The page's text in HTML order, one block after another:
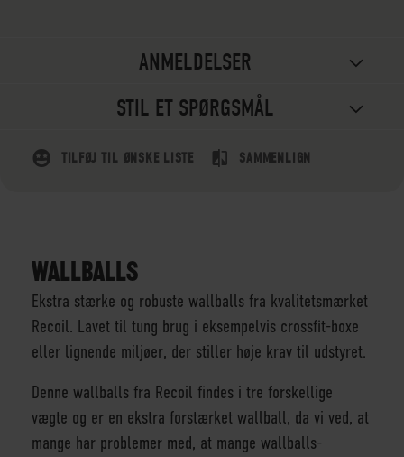
ANMELDELSER
STIL ET SPØRGSMÅL
TILFØJ TIL ØNSKE LISTE SAMMENLIGN
WALLBALLS
Ekstra stærke og robuste wallballs fra kvalitetsmærket
Recoil. Lavet til tung brug i eksempelvis crossfit-boxe
eller lignende miljøer, der stiller høje krav til udstyret.
Denne wallballs fra Recoil findes i tre forskellige
vægte og er en ekstra forstærket wallball, da vi ved, at
mange har problemer med, at mange wallballs-